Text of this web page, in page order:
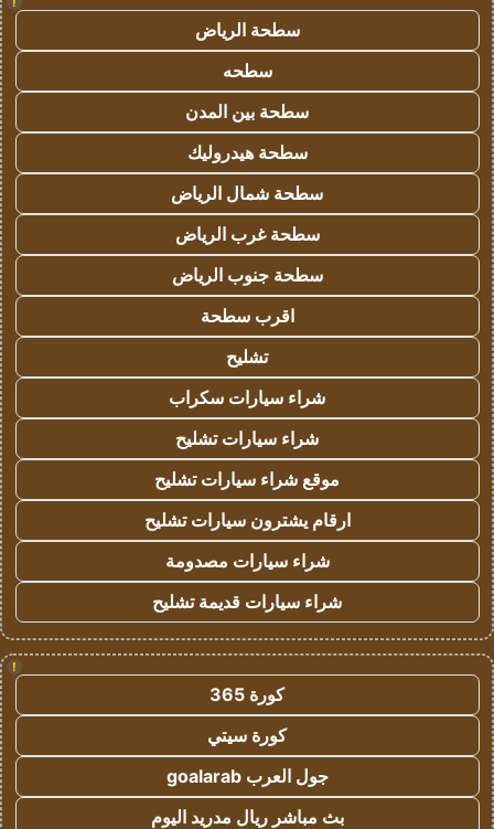
سطحة الرياض
سطحه
سطحة بين المدن
سطحة هيدروليك
سطحة شمال الرياض
سطحة غرب الرياض
سطحة جنوب الرياض
اقرب سطحة
تشليح
شراء سيارات سكراب
شراء سيارات تشليح
موقع شراء سيارات تشليح
ارقام يشترون سيارات تشليح
شراء سيارات مصدومة
شراء سيارات قديمة تشليح
!
كورة 365
كورة سيتي
جول العرب goalarab
بث مباشر ريال مدريد اليوم